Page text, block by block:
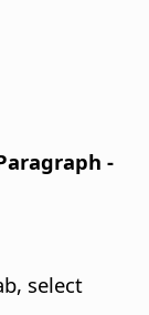
-
select